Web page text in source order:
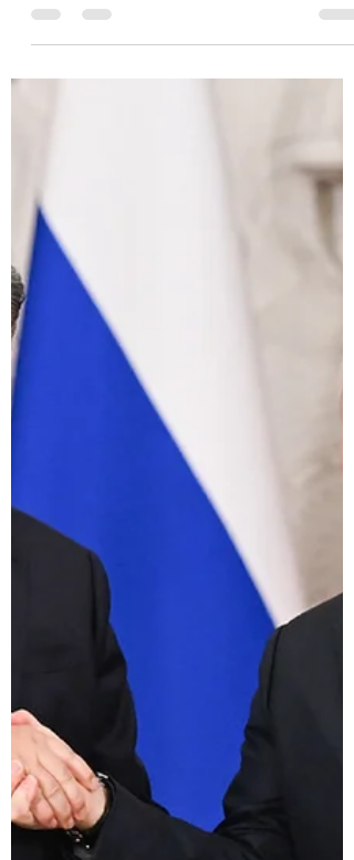
"Xiplomacy": the "three
concentric circles" of chinese
diplomacy
Spanish Prime Minister Sanchez, Malaysian
Prime Minister...